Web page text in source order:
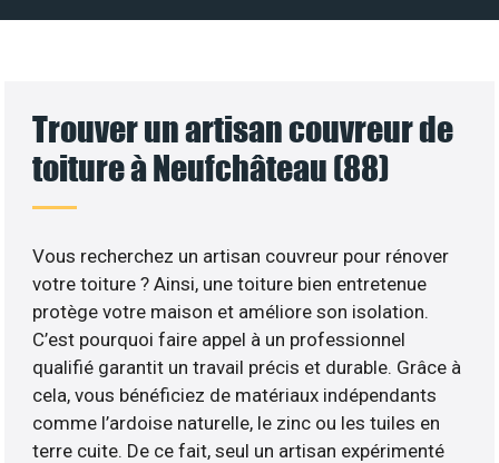
Trouver un artisan couvreur de
toiture à Neufchâteau (88)
Vous recherchez un artisan couvreur pour rénover
votre toiture ? Ainsi, une toiture bien entretenue
protège votre maison et améliore son isolation.
C’est pourquoi faire appel à un professionnel
qualifié garantit un travail précis et durable. Grâce à
cela, vous bénéficiez de matériaux indépendants
comme l’ardoise naturelle, le zinc ou les tuiles en
terre cuite. De ce fait, seul un artisan expérimenté